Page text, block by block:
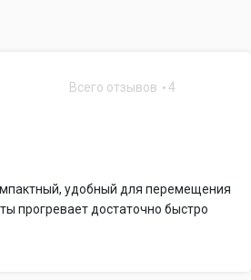
Всего отзывов 4
удобный для перемещения
прогревает достаточно быстро